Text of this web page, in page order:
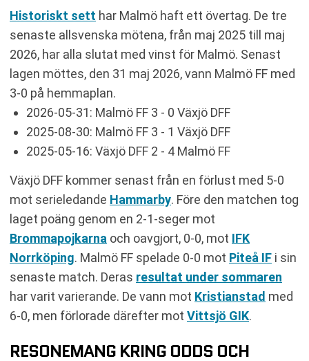
Historiskt sett har Malmö haft ett övertag. De tre
senaste allsvenska mötena, från maj 2025 till maj
2026, har alla slutat med vinst för Malmö. Senast
lagen möttes, den 31 maj 2026, vann Malmö FF med
3-0 på hemmaplan.
2026-05-31: Malmö FF 3 - 0 Växjö DFF
2025-08-30: Malmö FF 3 - 1 Växjö DFF
2025-05-16: Växjö DFF 2 - 4 Malmö FF
Växjö DFF kommer senast från en förlust med 5-0
mot serieledande Hammarby. Före den matchen tog
laget poäng genom en 2-1-seger mot
Brommapojkarna och oavgjort, 0-0, mot IFK
Norrköping. Malmö FF spelade 0-0 mot Piteå IF i sin
senaste match. Deras resultat under sommaren
har varit varierande. De vann mot Kristianstad med
6-0, men förlorade därefter mot Vittsjö GIK.
RESONEMANG KRING ODDS OCH